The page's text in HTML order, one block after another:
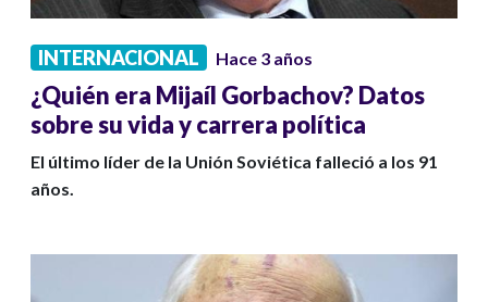
INTERNACIONAL Hace 3 años
¿Quién era Mijaíl Gorbachov? Datos
sobre su vida y carrera política
El último líder de la Unión Soviética falleció a los 91
años.